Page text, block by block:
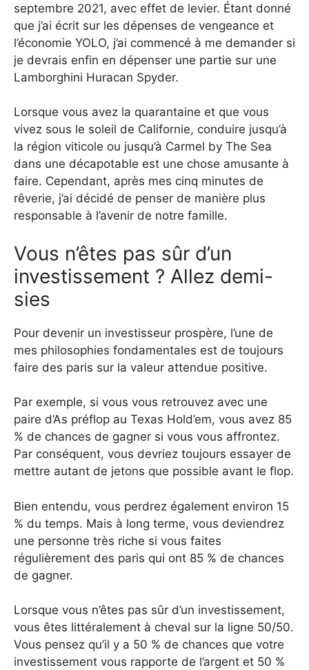
septembre 2021, avec effet de levier. Étant donné
que j’ai écrit sur les dépenses de vengeance et
l’économie YOLO, j’ai commencé à me demander si
je devrais enfin en dépenser une partie sur une
Lamborghini Huracan Spyder.
Lorsque vous avez la quarantaine et que vous
vivez sous le soleil de Californie, conduire jusqu’à
la région viticole ou jusqu’à Carmel by The Sea
dans une décapotable est une chose amusante à
faire. Cependant, après mes cinq minutes de
rêverie, j’ai décidé de penser de manière plus
responsable à l’avenir de notre famille.
Vous n’êtes pas sûr d’un
investissement ? Allez demi-
sies
Pour devenir un investisseur prospère, l’une de
mes philosophies fondamentales est de toujours
faire des paris sur la valeur attendue positive.
Par exemple, si vous vous retrouvez avec une
paire d’As préflop au Texas Hold’em, vous avez 85
% de chances de gagner si vous vous affrontez.
Par conséquent, vous devriez toujours essayer de
mettre autant de jetons que possible avant le flop.
Bien entendu, vous perdrez également environ 15
% du temps. Mais à long terme, vous deviendrez
une personne très riche si vous faites
régulièrement des paris qui ont 85 % de chances
de gagner.
Lorsque vous n’êtes pas sûr d’un investissement,
vous êtes littéralement à cheval sur la ligne 50/50.
Vous pensez qu’il y a 50 % de chances que votre
investissement vous rapporte de l’argent et 50 %